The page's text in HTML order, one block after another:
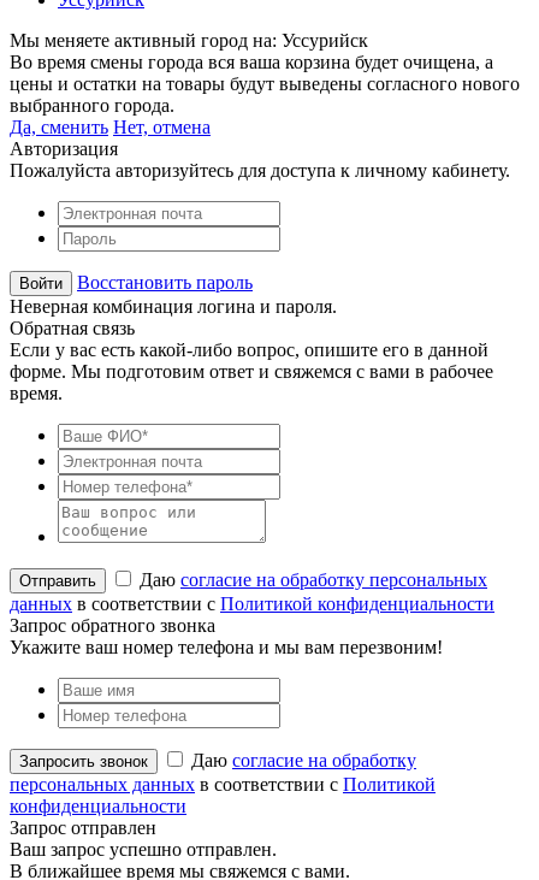
Мы меняете активный город на: Уссурийск
Во время смены города вся ваша корзина будет очищена, а
цены и остатки на товары будут выведены согласного нового
выбранного города.
Да, сменить Нет, отмена
Авторизация
Пожалуйста авторизуйтесь для доступа к личному кабинету.
Восстановить пароль
Неверная комбинация логина и пароля.
Обратная связь
Если у вас есть какой-либо вопрос, опишите его в данной
форме. Мы подготовим ответ и свяжемся с вами в рабочее
время.
Даю согласие на обработку персональных
данных в соответствии с Политикой конфиденциальности
Запрос обратного звонка
Укажите ваш номер телефона и мы вам перезвоним!
Даю согласие на обработку
персональных данных в соответствии с Политикой
конфиденциальности
Запрос отправлен
Ваш запрос успешно отправлен.
В ближайшее время мы свяжемся с вами.